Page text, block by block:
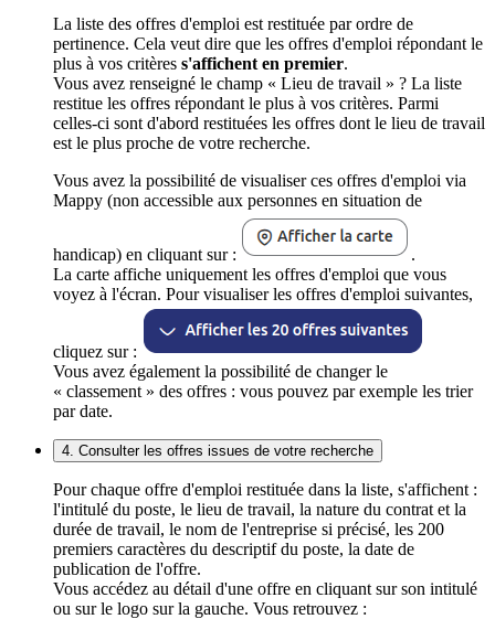
La liste des offres d'emploi est restituée par ordre de
pertinence. Cela veut dire que les offres d'emploi répondant le
plus à vos critères s'affichent en premier.
Vous avez renseigné le champ « Lieu de travail » ? La liste
restitue les offres répondant le plus à vos critères. Parmi
celles-ci sont d'abord restituées les offres dont le lieu de travail
est le plus proche de votre recherche.
Vous avez la possibilité de visualiser ces offres d'emploi via
Mappy (non accessible aux personnes en situation de
handicap) en cliquant sur :
.
La carte affiche uniquement les offres d'emploi que vous
voyez à l'écran. Pour visualiser les offres d'emploi suivantes,
cliquez sur :
Vous avez également la possibilité de changer le
« classement » des offres : vous pouvez par exemple les trier
par date.
4. Consulter les offres issues de votre recherche
Pour chaque offre d'emploi restituée dans la liste, s'affichent :
l'intitulé du poste, le lieu de travail, la nature du contrat et la
durée de travail, le nom de l'entreprise si précisé, les 200
premiers caractères du descriptif du poste, la date de
publication de l'offre.
Vous accédez au détail d'une offre en cliquant sur son intitulé
ou sur le logo sur la gauche. Vous retrouvez :